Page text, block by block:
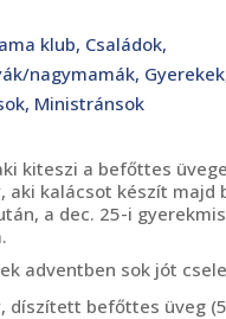
klub, Családok,
nagymamák, Gyerekek
, Ministránsok
kiteszi a befőttes
aki kalácsot készít majd
a dec. 25-i
adventben sok jót
díszített befőttes üveg